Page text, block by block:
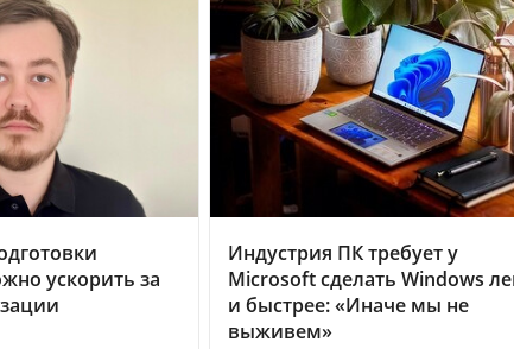
ускорить за
Индустрия ПК требует у
Microsoft сделать Windows
и быстрее: «Иначе мы не
выживем»